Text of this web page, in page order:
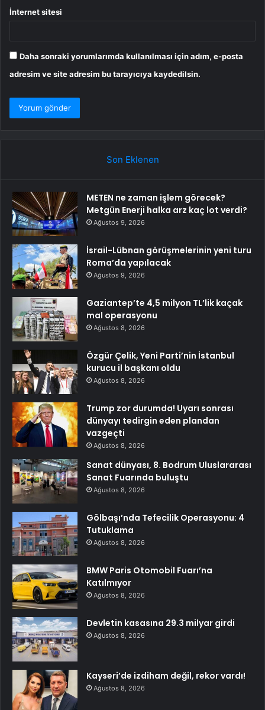
İnternet sitesi
Daha sonraki yorumlarımda kullanılması için adım, e-posta
adresim ve site adresim bu tarayıcıya kaydedilsin.
Son Eklenen
METEN ne zaman işlem görecek?
Metgün Enerji halka arz kaç lot verdi?
Ağustos 9, 2026
İsrail-Lübnan görüşmelerinin yeni turu
Roma’da yapılacak
Ağustos 9, 2026
Gaziantep’te 4,5 milyon TL’lik kaçak
mal operasyonu
Ağustos 8, 2026
Özgür Çelik, Yeni Parti’nin İstanbul
kurucu il başkanı oldu
Ağustos 8, 2026
Trump zor durumda! Uyarı sonrası
dünyayı tedirgin eden plandan
vazgeçti
Ağustos 8, 2026
Sanat dünyası, 8. Bodrum Uluslararası
Sanat Fuarında buluştu
Ağustos 8, 2026
Gölbaşı’nda Tefecilik Operasyonu: 4
Tutuklama
Ağustos 8, 2026
BMW Paris Otomobil Fuarı’na
Katılmıyor
Ağustos 8, 2026
Devletin kasasına 29.3 milyar girdi
Ağustos 8, 2026
Kayseri’de izdiham değil, rekor vardı!
Ağustos 8, 2026